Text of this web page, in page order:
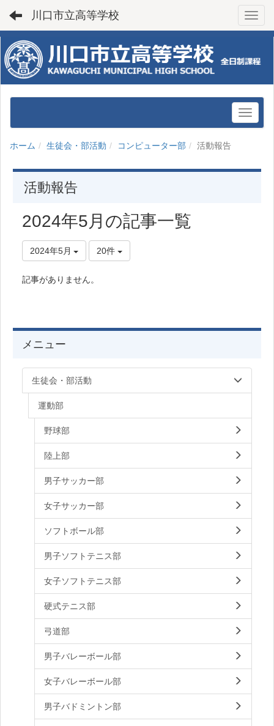
川口市立高等学校
ホーム 生徒会・部活動 コンピューター部 活動報告
活動報告
2024年5月の記事一覧
2024年5月 20件
記事がありません。
メニュー
生徒会・部活動
運動部
野球部
陸上部
男子サッカー部
女子サッカー部
ソフトボール部
男子ソフトテニス部
女子ソフトテニス部
硬式テニス部
弓道部
男子バレーボール部
女子バレーボール部
男子バドミントン部